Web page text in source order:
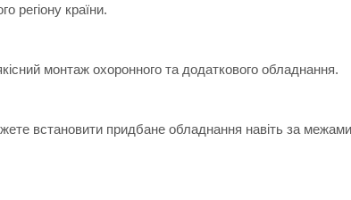
регіону країни.
монтаж охоронного та додаткового обладнання.
встановити придбане обладнання навіть за